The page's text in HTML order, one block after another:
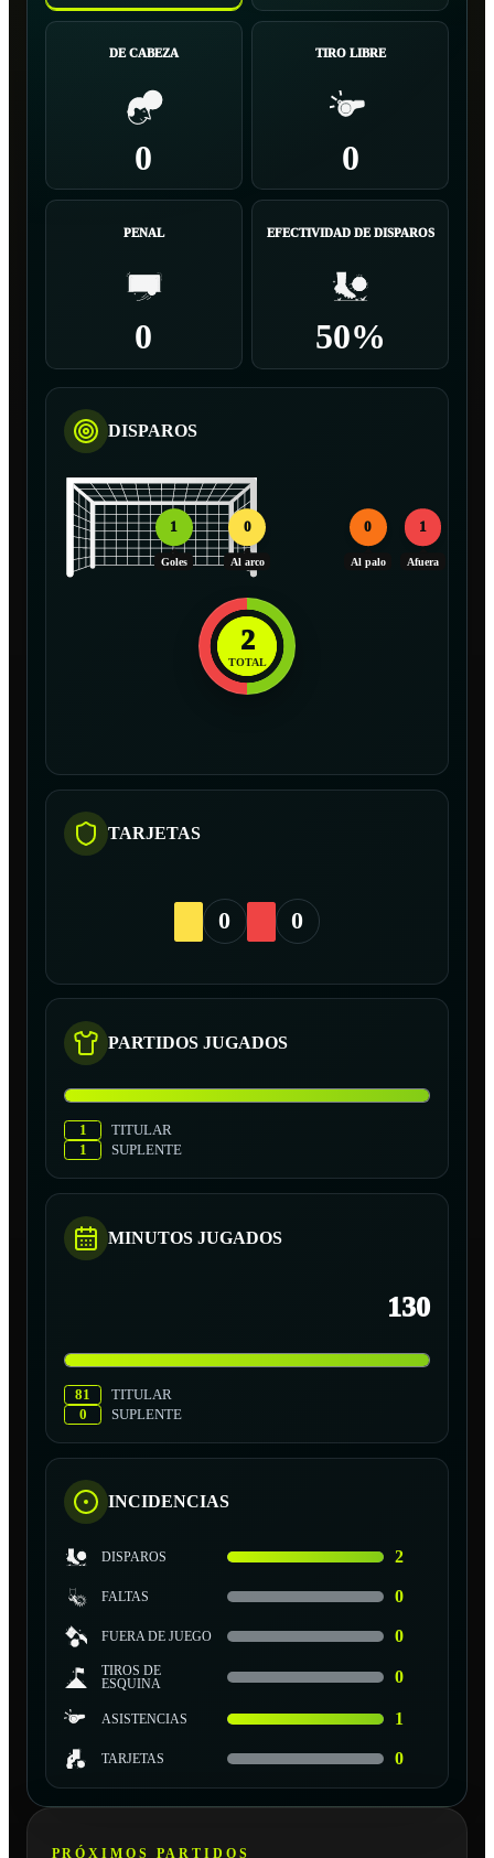
DE CABEZA
0
TIRO LIBRE
0
PENAL
0
EFECTIVIDAD DE DISPAROS
50%
DISPAROS
1
Goles
0
Al arco
0
Al palo
1
Afuera
2
TOTAL
TARJETAS
0 0
PARTIDOS JUGADOS
1
TITULAR
1
SUPLENTE
MINUTOS JUGADOS
130
81
TITULAR
0
SUPLENTE
INCIDENCIAS
DISPAROS 2
FALTAS 0
FUERA DE JUEGO 0
TIROS DE
ESQUINA
0
ASISTENCIAS 1
TARJETAS 0
PRÓXIMOS PARTIDOS